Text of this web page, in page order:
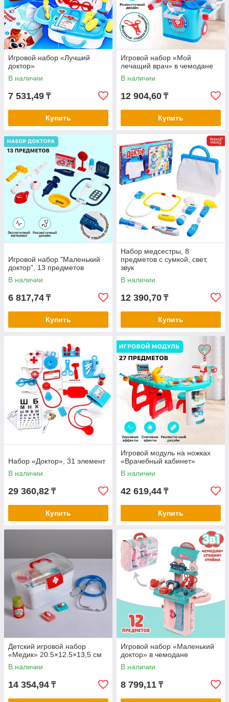
Игровой набор «Лучший
доктор»
В наличии
7 531,49 ₸
Купить
Игровой набор «Мой
лечащий врач» в чемодане
В наличии
12 904,60 ₸
Купить
Игровой набор "Маленький
доктор", 13 предметов
В наличии
6 817,74 ₸
Купить
Набор медсестры, 8
предметов с сумкой, свет,
звук
В наличии
12 390,70 ₸
Купить
Набор «Доктор», 31 элемент
В наличии
29 360,82 ₸
Купить
Игровой модуль на ножках
«Врачебный кабинет»
В наличии
42 619,44 ₸
Купить
Детский игровой набор
«Медик» 20.5×12.5×13,5 см
В наличии
14 354,94 ₸
Игровой набор «Маленький
доктор» в чемодане
В наличии
8 799,11 ₸